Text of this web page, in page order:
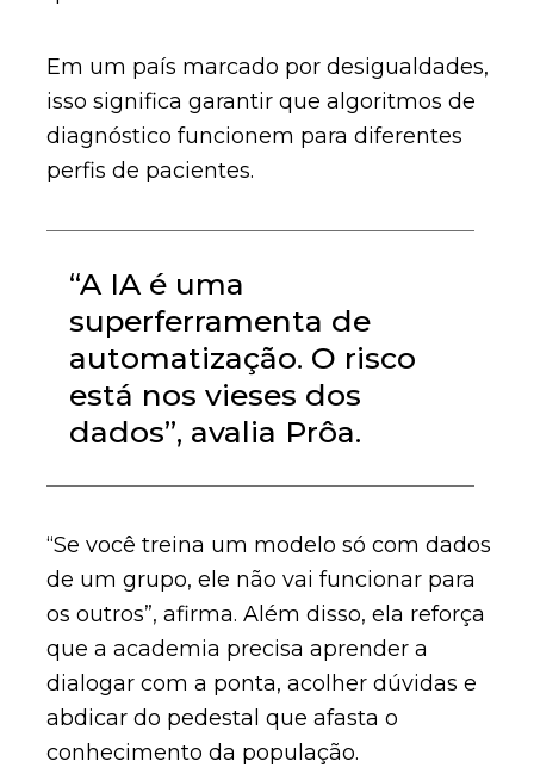
Em um país marcado por desigualdades,
isso significa garantir que algoritmos de
diagnóstico funcionem para diferentes
perfis de pacientes.
“A IA é uma
superferramenta de
automatização. O risco
está nos vieses dos
dados”, avalia Prôa.
“Se você treina um modelo só com dados
de um grupo, ele não vai funcionar para
os outros”, afirma. Além disso, ela reforça
que a academia precisa aprender a
dialogar com a ponta, acolher dúvidas e
abdicar do pedestal que afasta o
conhecimento da população.